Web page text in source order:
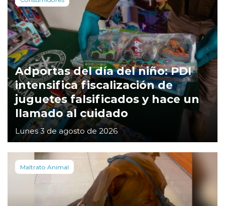
Adportas del día del niño: PDI
intensifica fiscalización de
juguetes falsificados y hace un
llamado al cuidado
Lunes 3 de agosto de 2026
Maltrato Animal